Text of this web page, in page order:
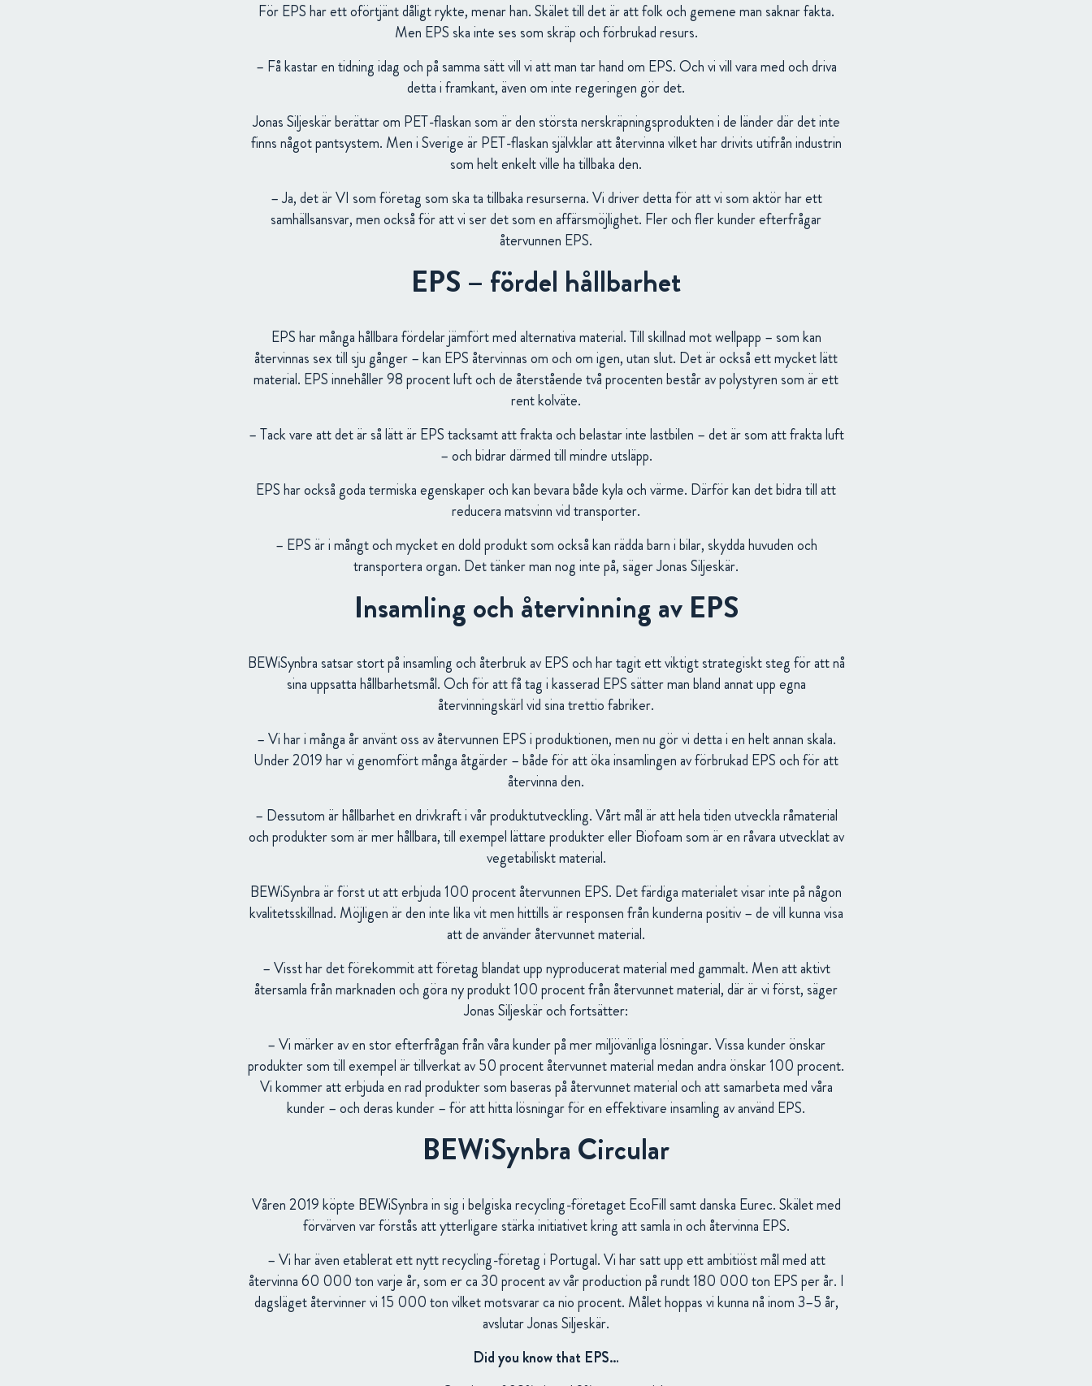
För EPS har ett oförtjänt dåligt rykte, menar han. Skälet till det är att folk och gemene man saknar fakta.
Men EPS ska inte ses som skräp och förbrukad resurs.
– Få kastar en tidning idag och på samma sätt vill vi att man tar hand om EPS. Och vi vill vara med och driva
detta i framkant, även om inte regeringen gör det.
Jonas Siljeskär berättar om PET-flaskan som är den största nerskräpningsprodukten i de länder där det inte
finns något pantsystem. Men i Sverige är PET-flaskan självklar att återvinna vilket har drivits utifrån industrin
som helt enkelt ville ha tillbaka den.
– Ja, det är VI som företag som ska ta tillbaka resurserna. Vi driver detta för att vi som aktör har ett
samhällsansvar, men också för att vi ser det som en affärsmöjlighet. Fler och fler kunder efterfrågar
återvunnen EPS.
EPS – fördel hållbarhet
EPS har många hållbara fördelar jämfört med alternativa material. Till skillnad mot wellpapp – som kan
återvinnas sex till sju gånger – kan EPS återvinnas om och om igen, utan slut. Det är också ett mycket lätt
material. EPS innehåller 98 procent luft och de återstående två procenten består av polystyren som är ett
rent kolväte.
– Tack vare att det är så lätt är EPS tacksamt att frakta och belastar inte lastbilen – det är som att frakta luft
– och bidrar därmed till mindre utsläpp.
EPS har också goda termiska egenskaper och kan bevara både kyla och värme. Därför kan det bidra till att
reducera matsvinn vid transporter.
– EPS är i mångt och mycket en dold produkt som också kan rädda barn i bilar, skydda huvuden och
transportera organ. Det tänker man nog inte på, säger Jonas Siljeskär.
Insamling och återvinning av EPS
BEWiSynbra satsar stort på insamling och återbruk av EPS och har tagit ett viktigt strategiskt steg för att nå
sina uppsatta hållbarhetsmål. Och för att få tag i kasserad EPS sätter man bland annat upp egna
återvinningskärl vid sina trettio fabriker.
– Vi har i många år använt oss av återvunnen EPS i produktionen, men nu gör vi detta i en helt annan skala.
Under 2019 har vi genomfört många åtgärder – både för att öka insamlingen av förbrukad EPS och för att
återvinna den.
– Dessutom är hållbarhet en drivkraft i vår produktutveckling. Vårt mål är att hela tiden utveckla råmaterial
och produkter som är mer hållbara, till exempel lättare produkter eller Biofoam som är en råvara utvecklat av
vegetabiliskt material.
BEWiSynbra är först ut att erbjuda 100 procent återvunnen EPS. Det färdiga materialet visar inte på någon
kvalitetsskillnad. Möjligen är den inte lika vit men hittills är responsen från kunderna positiv – de vill kunna visa
att de använder återvunnet material.
– Visst har det förekommit att företag blandat upp nyproducerat material med gammalt. Men att aktivt
återsamla från marknaden och göra ny produkt 100 procent från återvunnet material, där är vi först, säger
Jonas Siljeskär och fortsätter:
– Vi märker av en stor efterfrågan från våra kunder på mer miljövänliga lösningar. Vissa kunder önskar
produkter som till exempel är tillverkat av 50 procent återvunnet material medan andra önskar 100 procent.
Vi kommer att erbjuda en rad produkter som baseras på återvunnet material och att samarbeta med våra
kunder – och deras kunder – för att hitta lösningar för en effektivare insamling av använd EPS.
BEWiSynbra Circular
Våren 2019 köpte BEWiSynbra in sig i belgiska recycling-företaget EcoFill samt danska Eurec. Skälet med
förvärven var förstås att ytterligare stärka initiativet kring att samla in och återvinna EPS.
– Vi har även etablerat ett nytt recycling-företag i Portugal. Vi har satt upp ett ambitiöst mål med att
återvinna 60 000 ton varje år, som er ca 30 procent av vår production på rundt 180 000 ton EPS per år. I
dagsläget återvinner vi 15 000 ton vilket motsvarar ca nio procent. Målet hoppas vi kunna nå inom 3–5 år,
avslutar Jonas Siljeskär.
Did you know that EPS…